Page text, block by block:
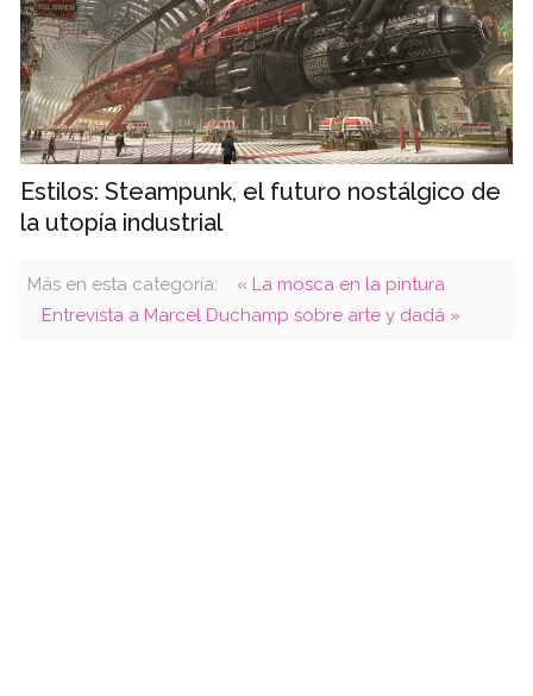
Estilos: Steampunk, el futuro nostálgico de
la utopía industrial
Más en esta categoría:
« La mosca en la pintura
Entrevista a Marcel Duchamp sobre arte y dadá »